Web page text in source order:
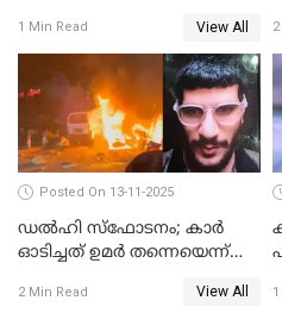
1 Min Read View All
Posted On 13-11-2025
ഡല്‍ഹി സ്‌ഫോടനം; കാര്‍
ഓടിച്ചത് ഉമര്‍ തന്നെയെന്ന്
പരിശോധനാഫലം
2 Min Read View All